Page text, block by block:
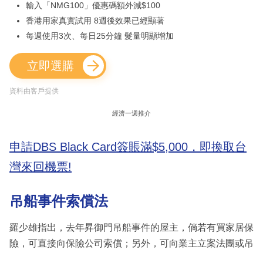
輸入「NMG100」優惠碼額外減$100
香港用家真實試用 8週後效果已經顯著
每週使用3次、每日25分鐘 髮量明顯增加
立即選購
資料由客戶提供
經濟一週推介
申請DBS Black Card簽賬滿$5,000，即換取台
灣來回機票!
吊船事件索償法
羅少雄指出，去年昇御門吊船事件的屋主，倘若有買家居保
險，可直接向保險公司索償；另外，可向業主立案法團或吊